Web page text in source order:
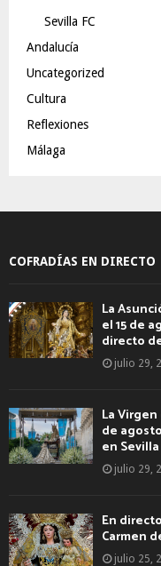
Sevilla FC
Andalucía
Uncategorized
Cultura
Reflexiones
Málaga
COFRADÍAS EN DIRECTO
La
el 15 de
directo
julio 29,
La
de
en Sevilla
julio 29,
En
Carmen
julio 25,